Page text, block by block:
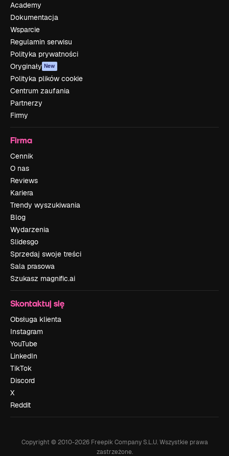
Academy
Dokumentacja
Wsparcie
Regulamin serwisu
Polityka prywatności
Oryginały New
Polityka plików cookie
Centrum zaufania
Partnerzy
Firmy
Firma
Cennik
O nas
Reviews
Kariera
Trendy wyszukiwania
Blog
Wydarzenia
Slidesgo
Sprzedaj swoje treści
Sala prasowa
Szukasz magnific.ai
Skontaktuj się
Obsługa klienta
Instagram
YouTube
LinkedIn
TikTok
Discord
X
Reddit
Copyright © 2010-2026Freepik Company S.L.U. Wszystkie prawa
zastrzeżone.